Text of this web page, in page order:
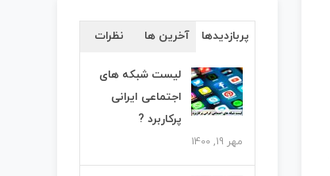
پربازدیدها آخرین ها نظرات
لیست شبکه های
اجتماعی ایرانی
پرکاربرد ?
مهر 19, 1400